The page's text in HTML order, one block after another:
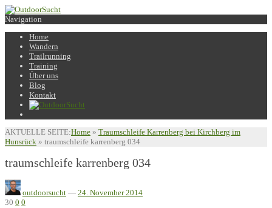
Navigation
Home
Wandern
Trailrunning
Training
Über uns
Blog
Kontakt
AKTUELLE SEITE:Home » Traumschleife Karrenberg bei Kirchberg im
Hunsrück » traumschleife karrenberg 034
traumschleife karrenberg 034
outdoorsucht — 24. November 2014
30 0 0